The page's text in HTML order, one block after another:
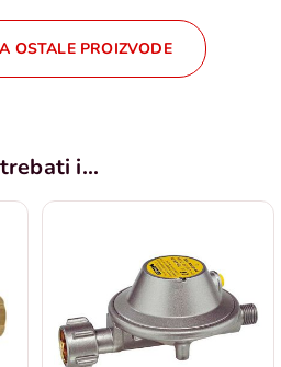
OSTALE PROIZVODE
i...